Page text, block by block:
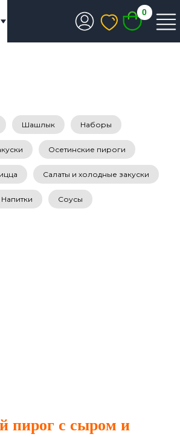
Шашлык Наборы
Осетинские пироги
Салаты и холодные закуски
Напитки Соусы
пирог с сыром и